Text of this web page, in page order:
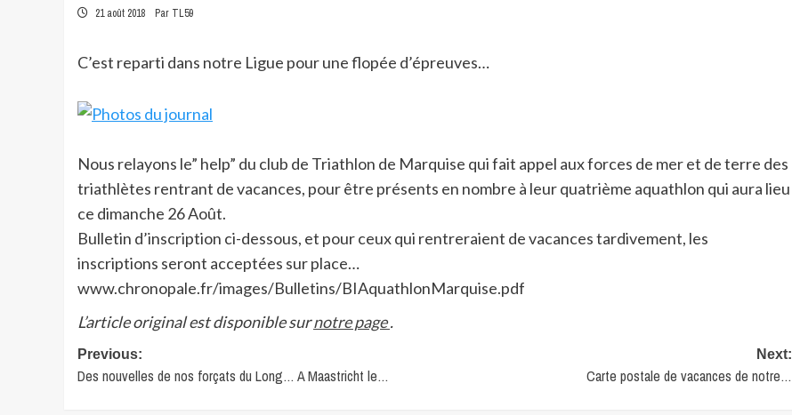
21 août 2018 Par TL59
C’est reparti dans notre Ligue pour une flopée d’épreuves…
Nous relayons le” help” du club de Triathlon de Marquise qui fait appel aux forces de mer et de terre des
triathlètes rentrant de vacances, pour être présents en nombre à leur quatrième aquathlon qui aura lieu
ce dimanche 26 Août.
Bulletin d’inscription ci-dessous, et pour ceux qui rentreraient de vacances tardivement, les
inscriptions seront acceptées sur place…
www.chronopale.fr/images/Bulletins/BIAquathlonMarquise.pdf
L’article original est disponible surnotre page.
Post
navigation
Previous:
Des nouvelles de nos forçats du Long… A Maastricht le…
Next:
Carte postale de vacances de notre…